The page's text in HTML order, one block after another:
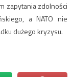
zapytania zdolności
a NATO nie
dużego kryzysu.